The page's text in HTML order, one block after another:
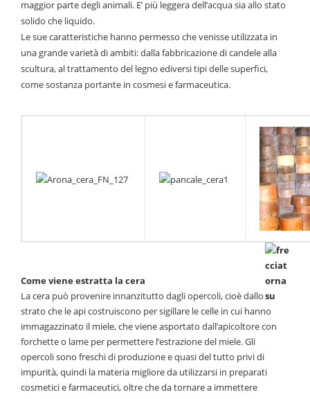
maggior parte degli animali. E’ più leggera dell’acqua sia allo stato
solido che liquido.
Le sue caratteristiche hanno permesso che venisse utilizzata in
una grande varietà di ambiti: dalla fabbricazione di candele alla
scultura, al trattamento del legno ediversi tipi delle superfici,
come sostanza portante in cosmesi e farmaceutica.
Come viene estratta la cera
La cera può provenire innanzitutto dagli opercoli, cioè dallo
strato che le api costruiscono per sigillare le celle in cui hanno
immagazzinato il miele, che viene asportato dall’apicoltore con
forchette o lame per permettere l’estrazione del miele. Gli
opercoli sono freschi di produzione e quasi del tutto privi di
impurità, quindi la materia migliore da utilizzarsi in preparati
cosmetici e farmaceutici, oltre che da tornare a immettere